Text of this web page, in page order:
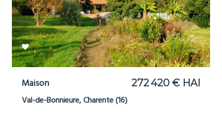
Maison 272 420 € HAI
Val-de-Bonnieure, Charente (16)